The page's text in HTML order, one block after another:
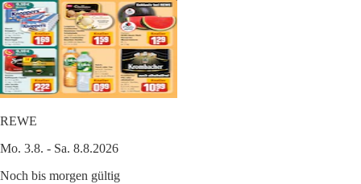
REWE
Mo. 3.8. - Sa. 8.8.2026
Noch bis morgen gültig